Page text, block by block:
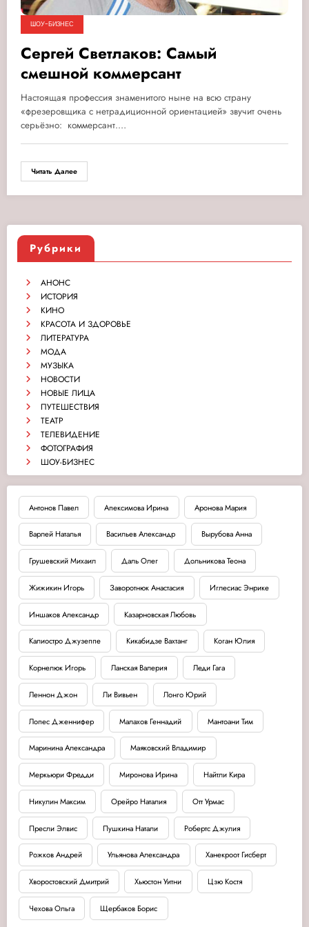
ШОУ-БИЗНЕС
Сергей Светлаков: Самый
смешной коммерсант
Настоящая профессия знаменитого ныне на всю страну
«фрезеровщика с нетрадиционной ориентацией» звучит очень
серьёзно: коммерсант.…
Читать Далее
Рубрики
АНОНС
ИСТОРИЯ
КИНО
КРАСОТА И ЗДОРОВЬЕ
ЛИТЕРАТУРА
МОДА
МУЗЫКА
НОВОСТИ
НОВЫЕ ЛИЦА
ПУТЕШЕСТВИЯ
ТЕАТР
ТЕЛЕВИДЕНИЕ
ФОТОГРАФИЯ
ШОУ-БИЗНЕС
Антонов Павел Апексимова Ирина Аронова Мария
Варлей Наталья Васильев Александр Вырубова Анна
Грушевский Михаил Даль Олег Дольникова Теона
Жижикин Игорь Заворотнюк Анастасия Иглесиас Энрике
Иншаков Александр Казарновская Любовь
Калиостро Джузеппе Кикабидзе Вахтанг Коган Юлия
Корнелюк Игорь Ланская Валерия Леди Гага
Леннон Джон Ли Вивьен Лонго Юрий
Лопес Дженнифер Малахов Геннадий Мантоани Тим
Маринина Александра Маяковский Владимир
Меркьюри Фредди Миронова Ирина Найтли Кира
Никулин Максим Орейро Наталия Отт Урмас
Пресли Элвис Пушкина Натали Робертс Джулия
Рожков Андрей Ульянова Александра Ханекроот Гисберт
Хворостовский Дмитрий Хьюстон Уитни Цзю Костя
Чехова Ольга Щербаков Борис